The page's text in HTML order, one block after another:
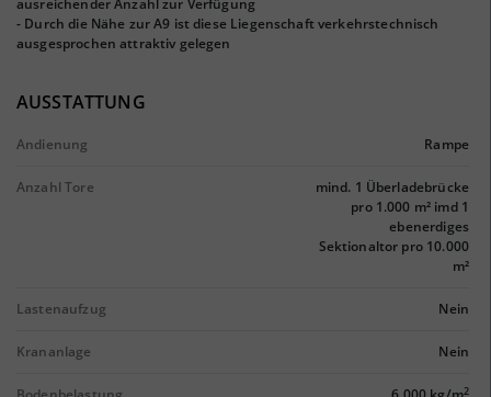
ausreichender Anzahl zur Verfügung
- Durch die Nähe zur A9 ist diese Liegenschaft verkehrstechnisch
ausgesprochen attraktiv gelegen
AUSSTATTUNG
Andienung Rampe
Anzahl Tore
mind. 1 Überladebrücke
pro 1.000 m² imd 1
ebenerdiges
Sektionaltor pro 10.000
m²
Lastenaufzug Nein
Krananlage Nein
2